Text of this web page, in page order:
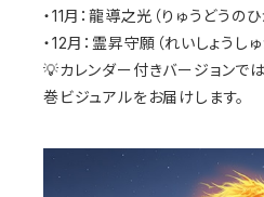
・11月：龍導之光（りゅうどうのひ
・12月：霊昇守願（れいしょうしゅ
💡カレンダー付きバージョンで
巻ビジュアルをお届けします。